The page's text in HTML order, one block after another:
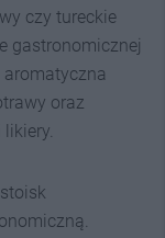
czy tureckie
gastronomicznej
aromatyczna
oraz